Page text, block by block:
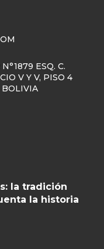
ESQ. C.
V Y V, PISO 4
BOLIVIA
la tradición
la historia